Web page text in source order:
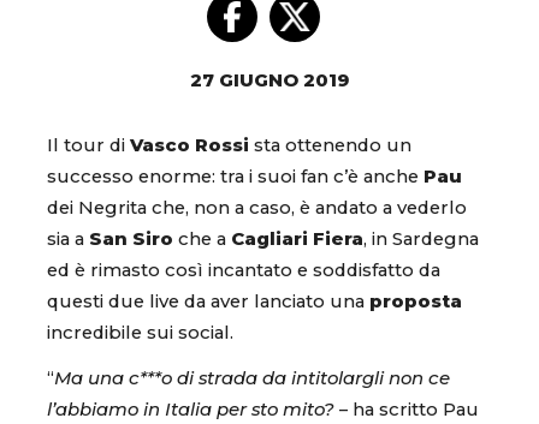
27 GIUGNO 2019
Il tour di Vasco Rossi sta ottenendo un
successo enorme: tra i suoi fan c’è anche Pau
dei Negrita che, non a caso, è andato a vederlo
sia a San Siro che a Cagliari Fiera, in Sardegna
ed è rimasto così incantato e soddisfatto da
questi due live da aver lanciato una proposta
incredibile sui social.
“Ma una c***o di strada da intitolargli non ce
l’abbiamo in Italia per sto mito? – ha scritto Pau